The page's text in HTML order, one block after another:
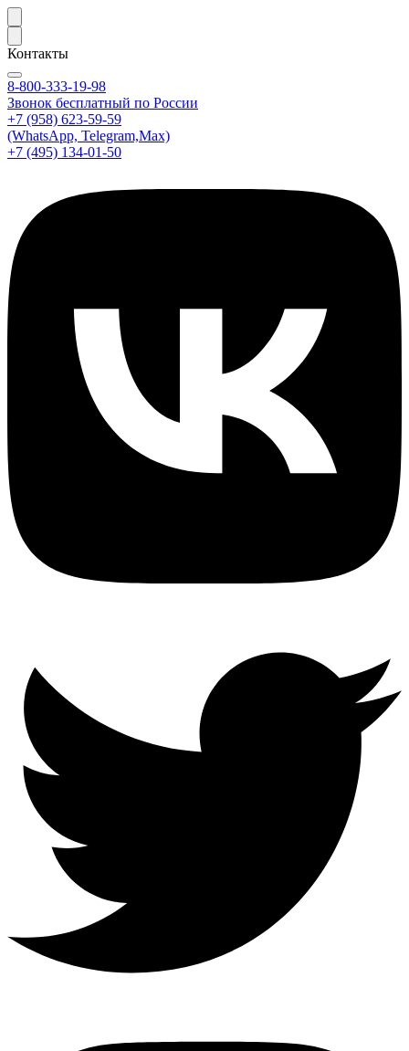
Контакты
8-800-333-19-98
Звонок бесплатный по России
+7 (958) 623-59-59
(WhatsApp, Telegram,Max)
+7 (495) 134-01-50